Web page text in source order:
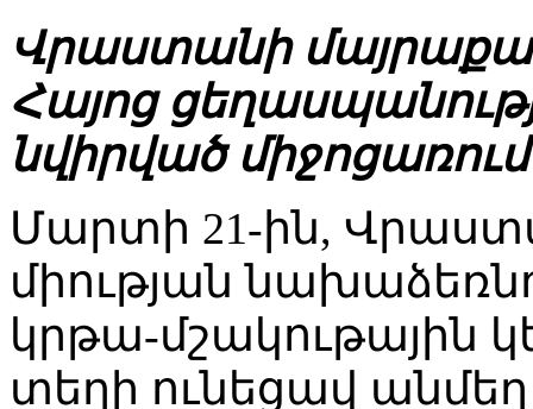
Վրաստանի
Հայոց
նվիրված
Մարտի 21-ին,
միության
կրթա-մշակութային
տեղի ունեցավ